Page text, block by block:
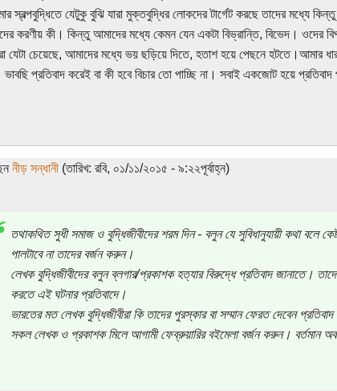
স্বল্পবুদ্ধিতে যেটুকু বুঝি যারা মুক্তবুদ্ধির লোকদের টার্গেট করছে তাদের মধ্যে
করণীয় কী। কিন্তু আমাদের মধ্যে কেমন যেন একটা বিভ্রান্তি, বিভেদ। ওদের
যেটা চেয়েছে, আমাদের মধ্যে ভয় ছড়িয়ে দিতে, হতাশ হয়ে পেছনে হটতে।আমার
প্রতিবাদ করেই বা কী হবে বিচার তো পাচ্ছি না। সবাই একজোট হয়ে
নীড় সন্ধানী(তারিখ: রবি, ০১/১১/২০১৫ - ৯:২২পূর্বাহ্ন)
তথাকথিত সুধী সমাজ ও বুদ্ধিজীবীদের শরম দিন - বলুন যে সুবিধানুযায়ী কথা বলে
পালটাবে না তাদের বর্জন করুন।
লেখক বুদ্ধিজীবীদের বলুন ব্লগার/প্রকাশক হত্যার বিরুদ্ধে প্রতিবাদ জানাতে।
করতে এই ঘটনার প্রতিবাদে।
ভারতের মত লেখক বুদ্ধিজীবীরা কি তাদের পুরস্কার বা সম্মান ফেরত দেবেন
সকল লেখক ও প্রকাশক মিলে আগামী ফেব্রুয়ারির বইমেলা বর্জন করুন। বর্তমান